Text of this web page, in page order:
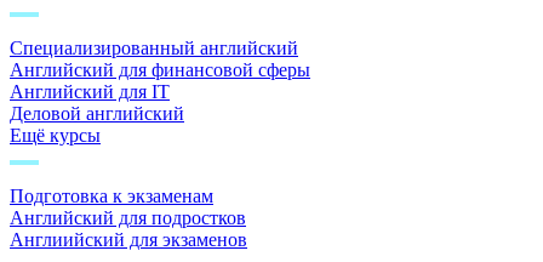
Специализированный английский
Английский для финансовой сферы
Английский для IT
Деловой английский
Ещё курсы
Подготовка к экзаменам
Английский для подростков
Англиийский для экзаменов